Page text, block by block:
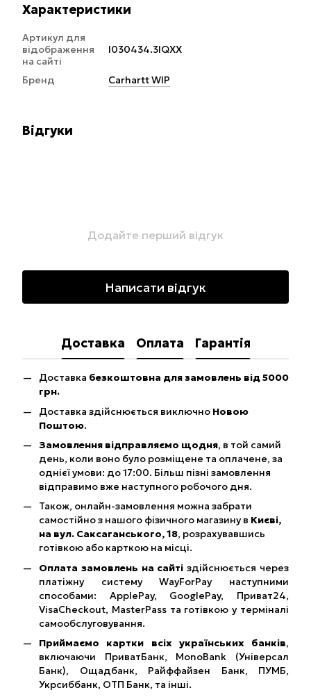
Характеристики
Артикул для
відображення
на сайті
I030434.3IQXX
Бренд Carhartt WIP
Відгуки
Додайте перший відгук
Написати відгук
Доставка Оплата Гарантія
Доставка безкоштовна для замовлень від 5000
грн.
Доставка здійснюється виключно Новою
Поштою.
Замовлення відправляємо щодня, в той самий
день, коли воно було розміщене та оплачене, за
однієї умови: до 17:00. Більш пізні замовлення
відправимо вже наступного робочого дня.
Також, онлайн-замовлення можна забрати
самостійно з нашого фізичного магазину в Києві,
на вул. Саксаганського, 18, розрахувавшись
готівкою або карткою на місці.
Оплата замовлень на сайтіздійснюється через
платіжну систему WayForPay наступними
способами: ApplePay, GooglePay, Приват24,
VisaCheckout, MasterPass та готівкою у терміналі
самообслуговування.
Приймаємо картки всіх українських банків,
включаючи ПриватБанк, MonoBank (Універсал
Банк), Ощадбанк, Райффайзен Банк, ПУМБ,
Укрсиббанк, ОТП Банк, та інші.